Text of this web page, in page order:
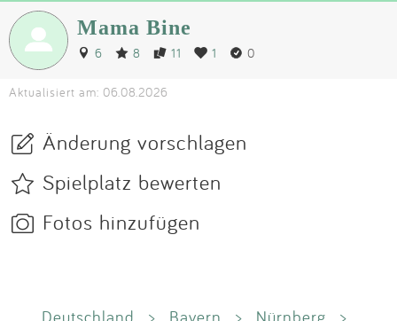
Mama Bine
6 8 11 1 0
Aktualisiert am: 06.08.2026
Änderung vorschlagen
Spielplatz bewerten
Fotos hinzufügen
Deutschland > Bayern > Nürnberg
>